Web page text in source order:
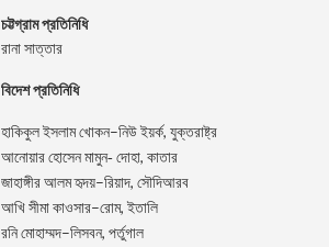
চট্টগ্রাম প্রতিনিধি
রানা সাত্তার
বিদেশ প্রতিনিধি
হাকিকুল ইসলাম খোকন–নিউ ইয়র্ক, যুক্তরাষ্ট্র
আনোয়ার হোসেন মামুন- দোহা, কাতার
জাহাঙ্গীর আলম হৃদয়–রিয়াদ, সৌদিআরব
আখি সীমা কাওসার–রোম,ইতালি
রনি মোহাম্মদ–লিসবন, পর্তুগাল